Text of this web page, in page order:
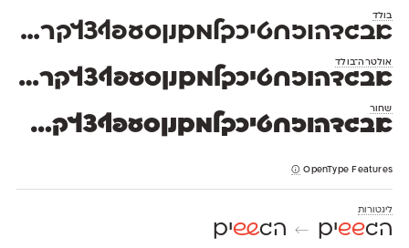
בולד
אבגדהוזחטיכךלמםנןסעפףצץקרשת 1234567890 $#%+=*;?!,₪()[]—–-
אולטרה־בולד
אבגדהוזחטיכךלמםנןסעפףצץקרשת 1234567890 $#%+=*;?!,₪()[]—–-
שחור
אבגדהוזחטיכךלמםנןסעפףצץקרשת 1234567890 $#%+=*;?!,₪()[]—–-
OpenType Features
ליגטורות
הגששים ← הגששים